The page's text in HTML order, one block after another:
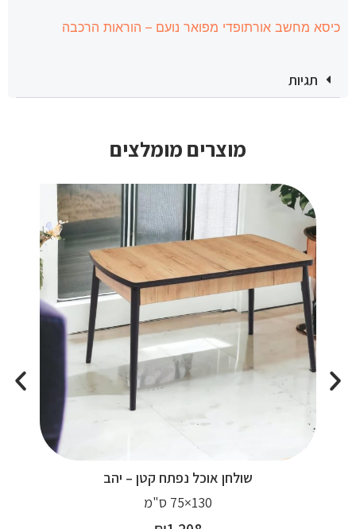
כיסא מחשב אורתופדי מפואר נועם – הוראות הרכבה
תגיות
מוצרים מומלצים
שולחן אוכל נפתח קטן – יהב
130×75 ס"מ